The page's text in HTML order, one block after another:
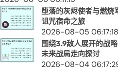
堕落的灰烬使者与燃烧
诅咒宿命之旅
2026-08-05 06:17:18
围绕3.9敌人展开的战
未来战局走向探讨
2026-08-04